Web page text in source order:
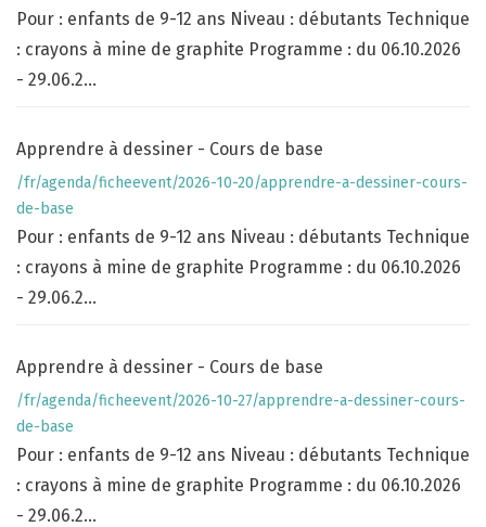
Pour : enfants de 9-12 ans Niveau : débutants Technique
: crayons à mine de graphite Programme : du 06.10.2026
- 29.06.2...
Apprendre à dessiner - Cours de base
/fr/agenda/ficheevent/2026-10-20/apprendre-a-dessiner-cours-
de-base
Pour : enfants de 9-12 ans Niveau : débutants Technique
: crayons à mine de graphite Programme : du 06.10.2026
- 29.06.2...
Apprendre à dessiner - Cours de base
/fr/agenda/ficheevent/2026-10-27/apprendre-a-dessiner-cours-
de-base
Pour : enfants de 9-12 ans Niveau : débutants Technique
: crayons à mine de graphite Programme : du 06.10.2026
- 29.06.2...